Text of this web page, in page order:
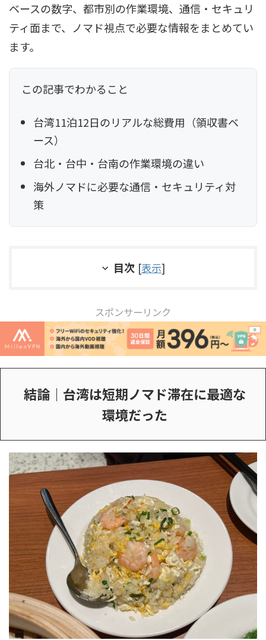
ベースの数字、都市別の作業環境、通信・セキュリ
ティ面まで、ノマド視点で必要な情報をまとめてい
ます。
この記事でわかること
台湾11泊12日のリアルな総費用（領収書ベ
ース）
台北・台中・台南の作業環境の違い
海外ノマドに必要な通信・セキュリティ対
策
目次 [表示]
スポンサーリンク
結論｜台湾は短期ノマド滞在に最適な
環境だった